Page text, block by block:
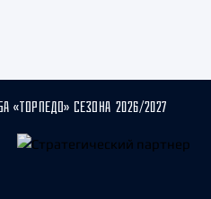
«ТОРПЕДО» СЕЗОНА 2026/2027